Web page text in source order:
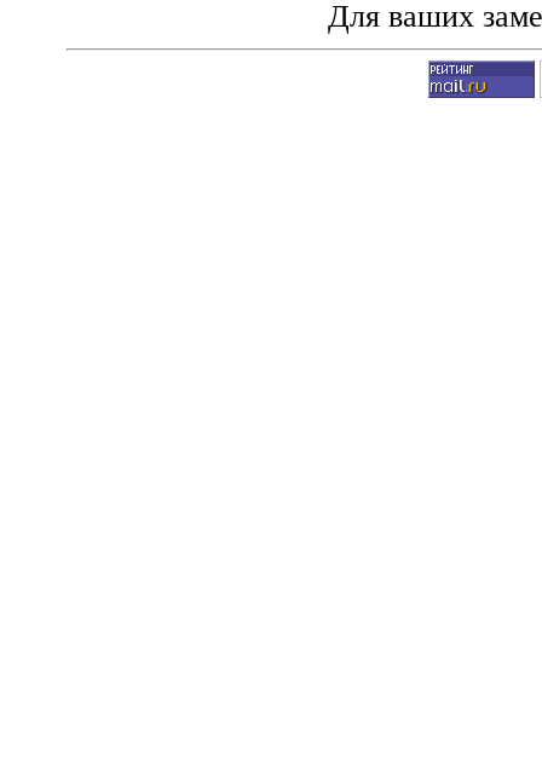
Для ваших